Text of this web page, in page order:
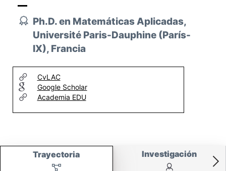
Ph.D. en Matemáticas Aplicadas,
Université Paris-Dauphine (París-
IX), Francia
CvLAC
Google Scholar
Academia EDU
Trayectoria Investigación